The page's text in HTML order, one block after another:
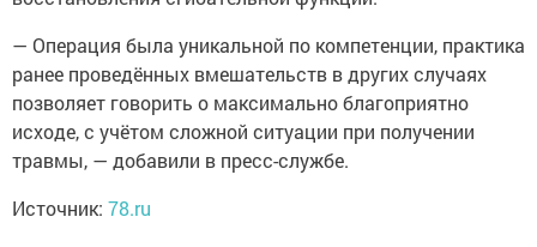
— Операция была уникальной по компетенции, практика
ранее проведённых вмешательств в других случаях
позволяет говорить о максимально благоприятно
исходе, с учётом сложной ситуации при получении
травмы, — добавили в пресс-службе.
Источник: 78.ru